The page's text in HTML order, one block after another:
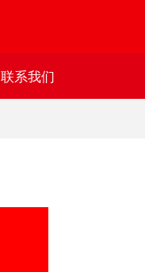
联系我们